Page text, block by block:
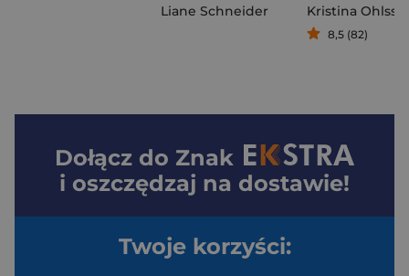
Liane Schneider
Kristina
8,5 (82)
Dołącz do Znak
i oszczędzaj na dostawie!
Twoje korzyści: